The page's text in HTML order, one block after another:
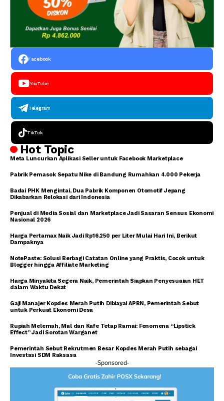
Facebook
YouTube
Telegram
TikTok
Hot Topic
Meta Luncurkan Aplikasi Seller untuk Facebook Marketplace
Pabrik Pemasok Sepatu Nike di Bandung Rumahkan 4.000 Pekerja
Badai PHK Mengintai, Dua Pabrik Komponen Otomotif Jepang
Dikabarkan Relokasi dari Indonesia
Penjual di Media Sosial dan Marketplace Jadi Sasaran Sensus Ekonomi
Nasional 2026
Harga Pertamax Naik Jadi Rp16.250 per Liter Mulai Hari Ini, Berikut
Dampaknya
NotePaste: Solusi Berbagi Catatan Online yang Praktis, Cocok untuk
Blogger hingga Affiliate Marketing
Harga Minyakita Segera Naik, Pemerintah Siapkan Penyesuaian HET
dalam Waktu Dekat
Gaji Manajer Kopdes Merah Putih Dibiayai APBN, Pemerintah Sebut
untuk Perkuat Ekonomi Desa
Rupiah Melemah, Mal dan Kafe Tetap Ramai: Fenomena “Lipstick
Effect” Jadi Sorotan Warganet
Pemerintah Sebut Rekrutmen Besar Kopdes Merah Putih sebagai
Investasi SDM Raksasa
-Sponsored-